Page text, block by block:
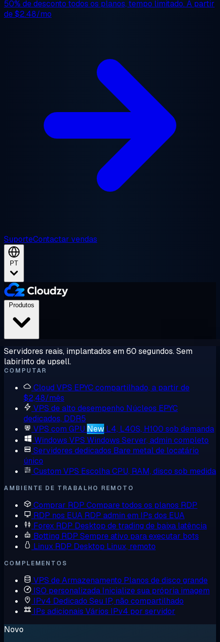
50% de desconto todos os planos, tempo limitado. A partir
de$2.48/mo
SuporteContactar vendas
PT
Servidores reais, implantados em 60 segundos. Sem
labirinto de upsell.
COMPUTAR
Cloud VPS EPYC compartilhado, a partir de
$2,48/mês
VPS de alto desempenho Núcleos EPYC
dedicados, DDR5
VPS com GPU New L4, L40S, H100 sob demanda
Windows VPS Windows Server, admin completo
Servidores dedicados Bare metal de locatário
único
Custom VPS Escolha CPU, RAM, disco sob medida
AMBIENTE DE TRABALHO REMOTO
Comprar RDP Compare todos os planos RDP
RDP nos EUA RDP admin em IPs dos EUA
Forex RDP Desktop de trading de baixa latência
Botting RDP Sempre ativo para executar bots
Linux RDP Desktop Linux, remoto
COMPLEMENTOS
VPS de Armazenamento Planos de disco grande
ISO personalizada Inicialize sua própria imagem
IPv4 Dedicado Seu IP, não compartilhado
IPs adicionais Vários IPv4 por servidor
Novo